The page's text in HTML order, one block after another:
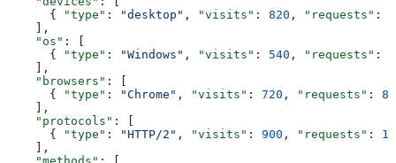
      {
"type" : "desktop" , "visits" : 820 , "requests" :
    ],
    "os"
: [
      {
"type" : "Windows" , "visits" : 540 , "requests" :
    ],
    "browsers"
: [
      {
"type" : "Chrome" , "visits" : 720 , "requests" :
    ],
    "protocols"
: [
      {
"type" : "HTTP/2" , "visits" : 900 , "requests" :
    ],